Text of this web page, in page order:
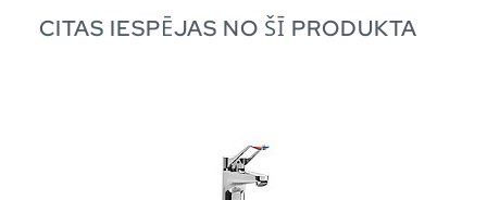
CITAS IESPĒJAS NO ŠĪ PRODUKTA